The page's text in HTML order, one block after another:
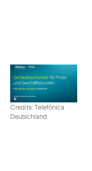
Credits: Telefónica
Deutschland